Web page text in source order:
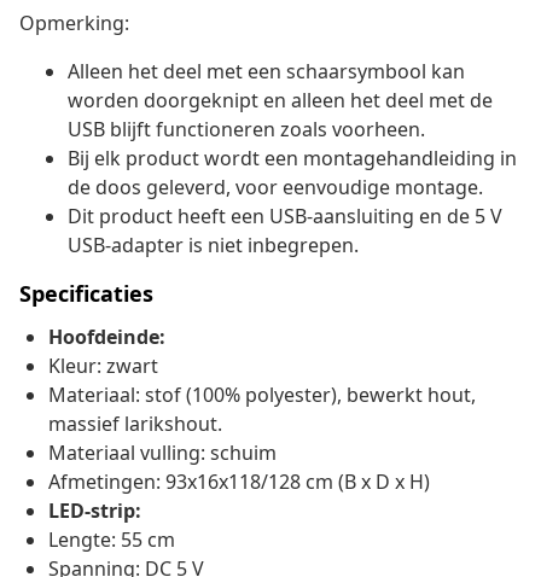
Opmerking:
Alleen het deel met een schaarsymbool kan
worden doorgeknipt en alleen het deel met de
USB blijft functioneren zoals voorheen.
Bij elk product wordt een montagehandleiding in
de doos geleverd, voor eenvoudige montage.
Dit product heeft een USB-aansluiting en de 5 V
USB-adapter is niet inbegrepen.
Specificaties
Hoofdeinde:
Kleur: zwart
Materiaal: stof (100% polyester), bewerkt hout,
massief larikshout.
Materiaal vulling: schuim
Afmetingen: 93x16x118/128 cm (B x D x H)
LED-strip:
Lengte: 55 cm
Spanning: DC 5 V